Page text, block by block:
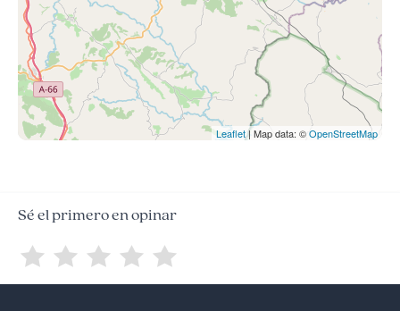
Leaflet| Map data: ©OpenStreetMap
Sé el primero en opinar